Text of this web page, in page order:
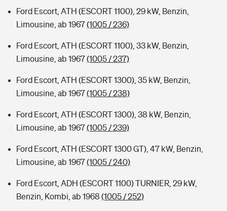
Ford Escort, ATH (ESCORT 1100), 29 kW, Benzin,
Limousine, ab 1967(1005 / 236)
Ford Escort, ATH (ESCORT 1100), 33 kW, Benzin,
Limousine, ab 1967(1005 / 237)
Ford Escort, ATH (ESCORT 1300), 35 kW, Benzin,
Limousine, ab 1967(1005 / 238)
Ford Escort, ATH (ESCORT 1300), 38 kW, Benzin,
Limousine, ab 1967(1005 / 239)
Ford Escort, ATH (ESCORT 1300 GT), 47 kW, Benzin,
Limousine, ab 1967(1005 / 240)
Ford Escort, ADH (ESCORT 1100) TURNIER, 29 kW,
Benzin, Kombi, ab 1968 (1005 / 252)